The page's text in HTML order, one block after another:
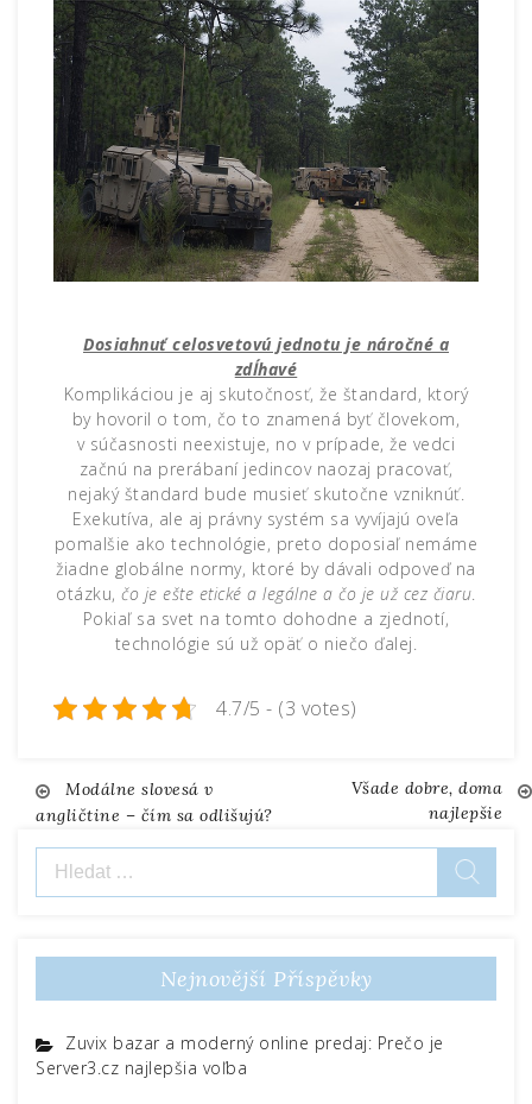
Dosiahnuť celosvetovú jednotu je náročné a
zdĺhavé
Komplikáciou je aj skutočnosť, že štandard, ktorý
by hovoril o tom, čo to znamená byť človekom,
v súčasnosti neexistuje, no v prípade, že vedci
začnú na prerábaní jedincov naozaj pracovať,
nejaký štandard bude musieť skutočne vzniknúť.
Exekutíva, ale aj právny systém sa vyvíjajú oveľa
pomalšie ako technológie, preto doposiaľ nemáme
žiadne globálne normy, ktoré by dávali odpoveď na
otázku,čo je ešte etické a legálne a čo je už cez čiaru.
Pokiaľ sa svet na tomto dohodne a zjednotí,
technológie sú už opäť o niečo ďalej.
4.7/5 - (3 votes)
Navigace
pro
Modálne slovesá v
angličtine – čím sa odlišujú?
Všade dobre, doma
najlepšie
Vyhledávání
Nejnovější Příspěvky
Zuvix bazar a moderný online predaj: Prečo je
Server3.cz najlepšia voľba